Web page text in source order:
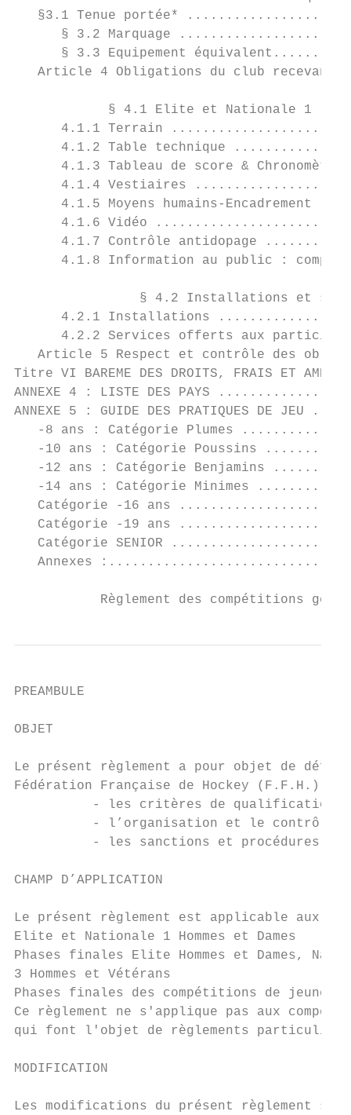
§3.1 Tenue portée*
§ 3.2 Marquage
§ 3.3 Equipement
Article 4 Obligations du club recevant
§ 4.1 Elite et Nationale 1
4.1.1 Terrain
4.1.2 Table technique
4.1.3 Tableau de score &
4.1.4 Vestiaires
4.1.5 Moyens humains-Encadrement
4.1.6 Vidéo
4.1.7 Contrôle antidopage
4.1.8 Information au public :
§ 4.2 Installations et
4.2.1 Installations
4.2.2 Services offerts aux
Article 5 Respect et contrôle des
Titre VI BAREME DES DROITS,
ANNEXE 4 : LISTE DES PAYS
ANNEXE 5 : GUIDE DES
-8 ans : Catégorie Plumes
-10 ans : Catégorie Poussins
-12 ans : Catégorie Benjamins
-14 ans : Catégorie Minimes
Catégorie -16 ans
Catégorie -19 ans
Catégorie SENIOR
Annexes
Règlement des compétitions
PREAMBULE
OBJET
Le présent règlement a pour objet de
Fédération Française de Hockey
          - les critères de qualification
- l’organisation et le contrôle
- les sanctions et procédures
CHAMP D’APPLICATION
Le présent règlement est applicable aux
Elite et Nationale 1 Hommes et Dames
Phases finales Elite Hommes et Dames,
3 Hommes et Vétérans
Phases finales des compétitions de
Ce règlement ne s'applique pas aux
qui font l'objet de règlements
MODIFICATION
Les modifications du présent règlement